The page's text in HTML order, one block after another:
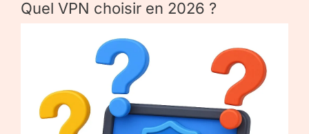
Quel VPN choisir en 2026 ?